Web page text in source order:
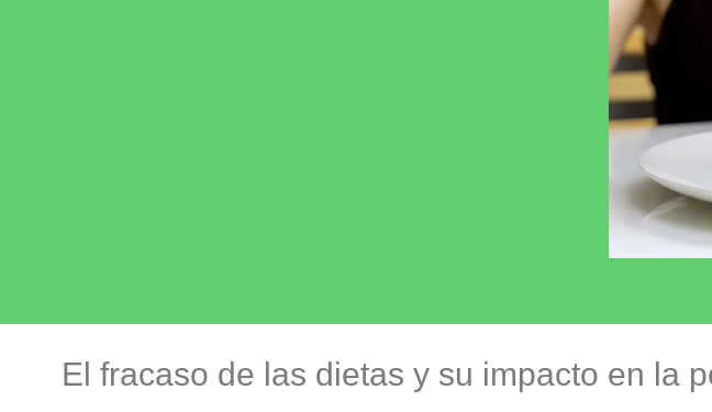
El fracaso de las dietas y su impacto en la